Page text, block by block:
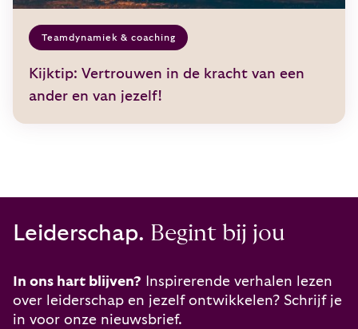
Teamdynamiek & coaching
Kijktip: Vertrouwen in de kracht van een
ander en van jezelf!
Leiderschap. Begint bij jou
In ons hart blijven? Inspirerende verhalen lezen
over leiderschap en jezelf ontwikkelen? Schrijf je
in voor onze nieuwsbrief.